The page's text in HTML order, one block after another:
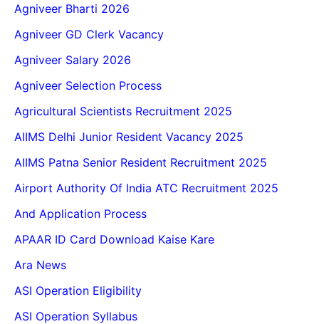
Agniveer Bharti 2026
Agniveer GD Clerk Vacancy
Agniveer Salary 2026
Agniveer Selection Process
Agricultural Scientists Recruitment 2025
AIIMS Delhi Junior Resident Vacancy 2025
AIIMS Patna Senior Resident Recruitment 2025
Airport Authority Of India ATC Recruitment 2025
And Application Process
APAAR ID Card Download Kaise Kare
Ara News
ASI Operation Eligibility
ASI Operation Syllabus